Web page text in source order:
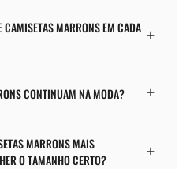
MARRONS EM CADA
CONTINUAM NA MODA?
MARRONS MAIS
O TAMANHO CERTO?